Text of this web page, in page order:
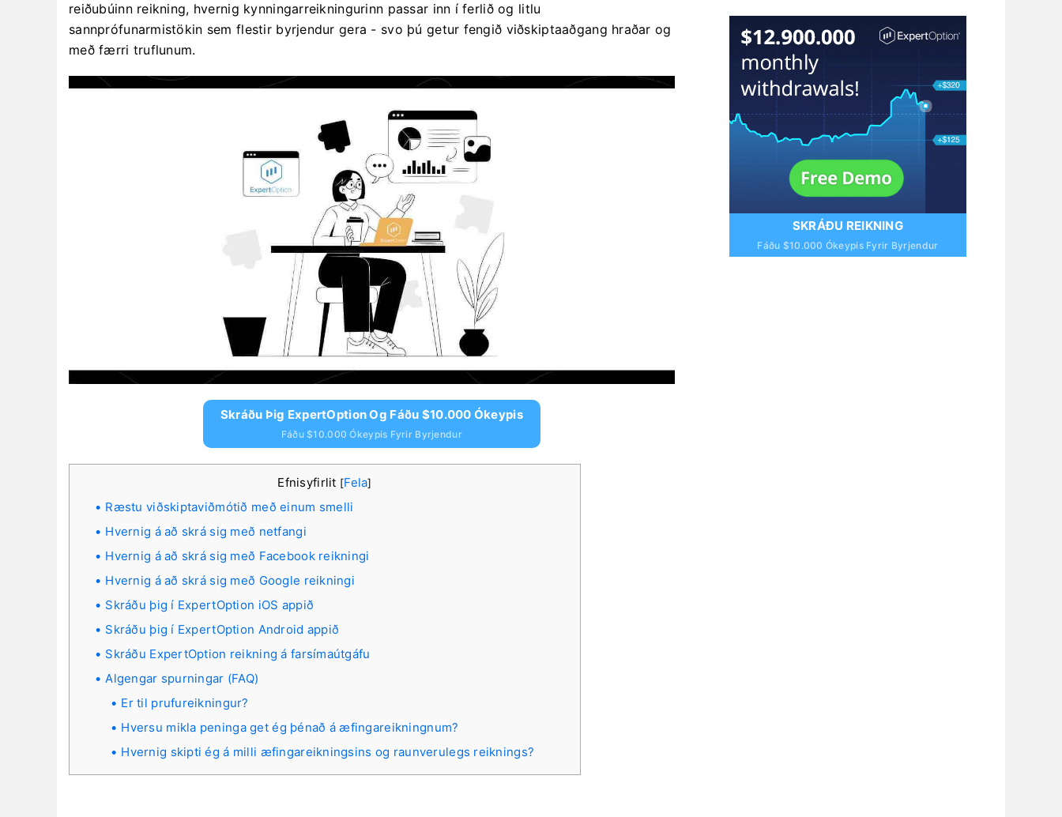
reiðubúinn reikning, hvernig kynningarreikningurinn passar inn í ferlið og litlu
sannprófunarmistökin sem flestir byrjendur gera - svo þú getur fengið viðskiptaaðgang hraðar og
með færri truflunum.
Skráðu Þig ExpertOption Og Fáðu $10.000 Ókeypis
Fáðu $10.000 Ókeypis Fyrir Byrjendur
Efnisyfirlit [Fela]
Ræstu viðskiptaviðmótið með einum smelli
Hvernig á að skrá sig með netfangi
Hvernig á að skrá sig með Facebook reikningi
Hvernig á að skrá sig með Google reikningi
Skráðu þig í ExpertOption iOS appið
Skráðu þig í ExpertOption Android appið
Skráðu ExpertOption reikning á farsímaútgáfu
Algengar spurningar (FAQ)
Er til prufureikningur?
Hversu mikla peninga get ég þénað á æfingareikningnum?
Hvernig skipti ég á milli æfingareikningsins og raunverulegs reiknings?
SKRÁÐU REIKNING
Fáðu $10.000 Ókeypis Fyrir Byrjendur